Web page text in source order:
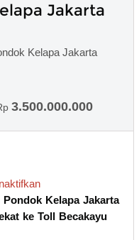
Jakarta
Kelapa Jakarta
3.500.000.000
Kelapa Jakarta
ke Toll Becakayu